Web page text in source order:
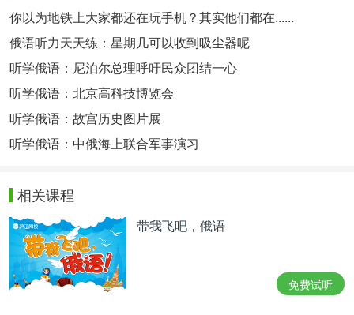
你以为地铁上大家都还在玩手机？其实他们都在......
俄语听力天天练：星期几可以收到吸尘器呢
听学俄语：尼泊尔总理呼吁民众团结一心
听学俄语：北京高科技博览会
听学俄语：故宫历史图片展
听学俄语：中俄海上联合军事演习
相关课程
带我飞吧，俄语
免费试听